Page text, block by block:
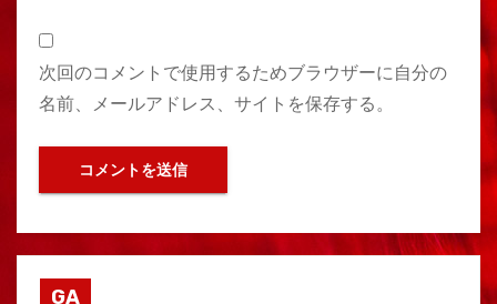
次回のコメントで使用するためブラウザーに自分の
名前、メールアドレス、サイトを保存する。
GA